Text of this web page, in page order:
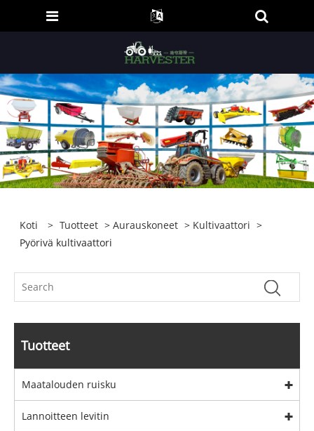
Koti > Tuotteet >Aurauskoneet > Kultivaattori >
Pyörivä kultivaattori
Tuotteet
Maatalouden ruisku
Lannoitteen levitin